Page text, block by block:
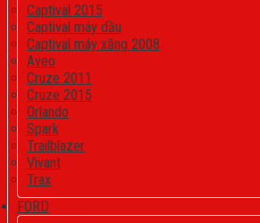
Captival 2015
Captival máy dầu
Captival máy xăng 2008
Aveo
Cruze 2011
Cruze 2015
Orlando
Spark
Trailblazer
Vivant
Trax
FORD